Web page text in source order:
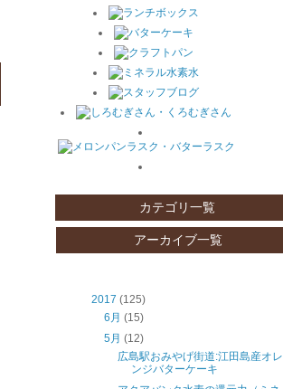
カテゴリ一覧
アーカイブ一覧
2017 (125)
6月 (15)
5月 (12)
広島駅おみやげ街道:江田島産オレ
ンジバターケーキ